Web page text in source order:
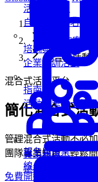
活動報到機
自助報到與名牌
報名與售票
線上報名與售票
培訓與工作坊
企業培訓活動
員工參與
企業內部活動
指南
活動專業人士的
解決方案
混合式活動
混合式活動平台
簡化混合式活
管理混合式活動不必
團隊專業知識，輕鬆
免費開始